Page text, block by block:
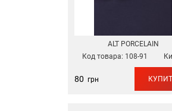
ALT PORCELAIN
Код товара: 108-91
80 грн